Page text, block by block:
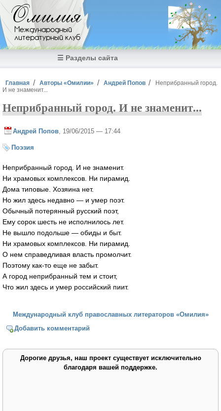
Перейти к основному содержанию
Омилия
Международный
литературный клуб
☰ Разделы сайта
Вы здесь
Главная Авторы «Омилии» Андрей Попов
Неприбранный город.
И не знаменит...
Неприбранный город. И не знаменит...
Андрей Попов , 19/06/2015 — 17:44
Поэзия
Неприбранный город. И не знаменит.
Ни храмовых комплексов. Ни пирамид.
Дома типовые. Хозяина нет.
Но жил здесь недавно — и умер поэт.
Обычный потерянный русский поэт,
Ему сорок шесть не исполнилось лет.
Не вышло подольше — обиды и быт.
Ни храмовых комплексов. Ни пирамид.
О нем справедливая власть промолчит.
Поэтому как-то еще не забыт.
А город неприбранный тем и стоит,
Что жил здесь и умер российский пиит.
Международный клуб православных литераторов «Омилия»
Добавить комментарий
Дорогие друзья, наш проект существует исключительно
благодаря вашей поддержке.